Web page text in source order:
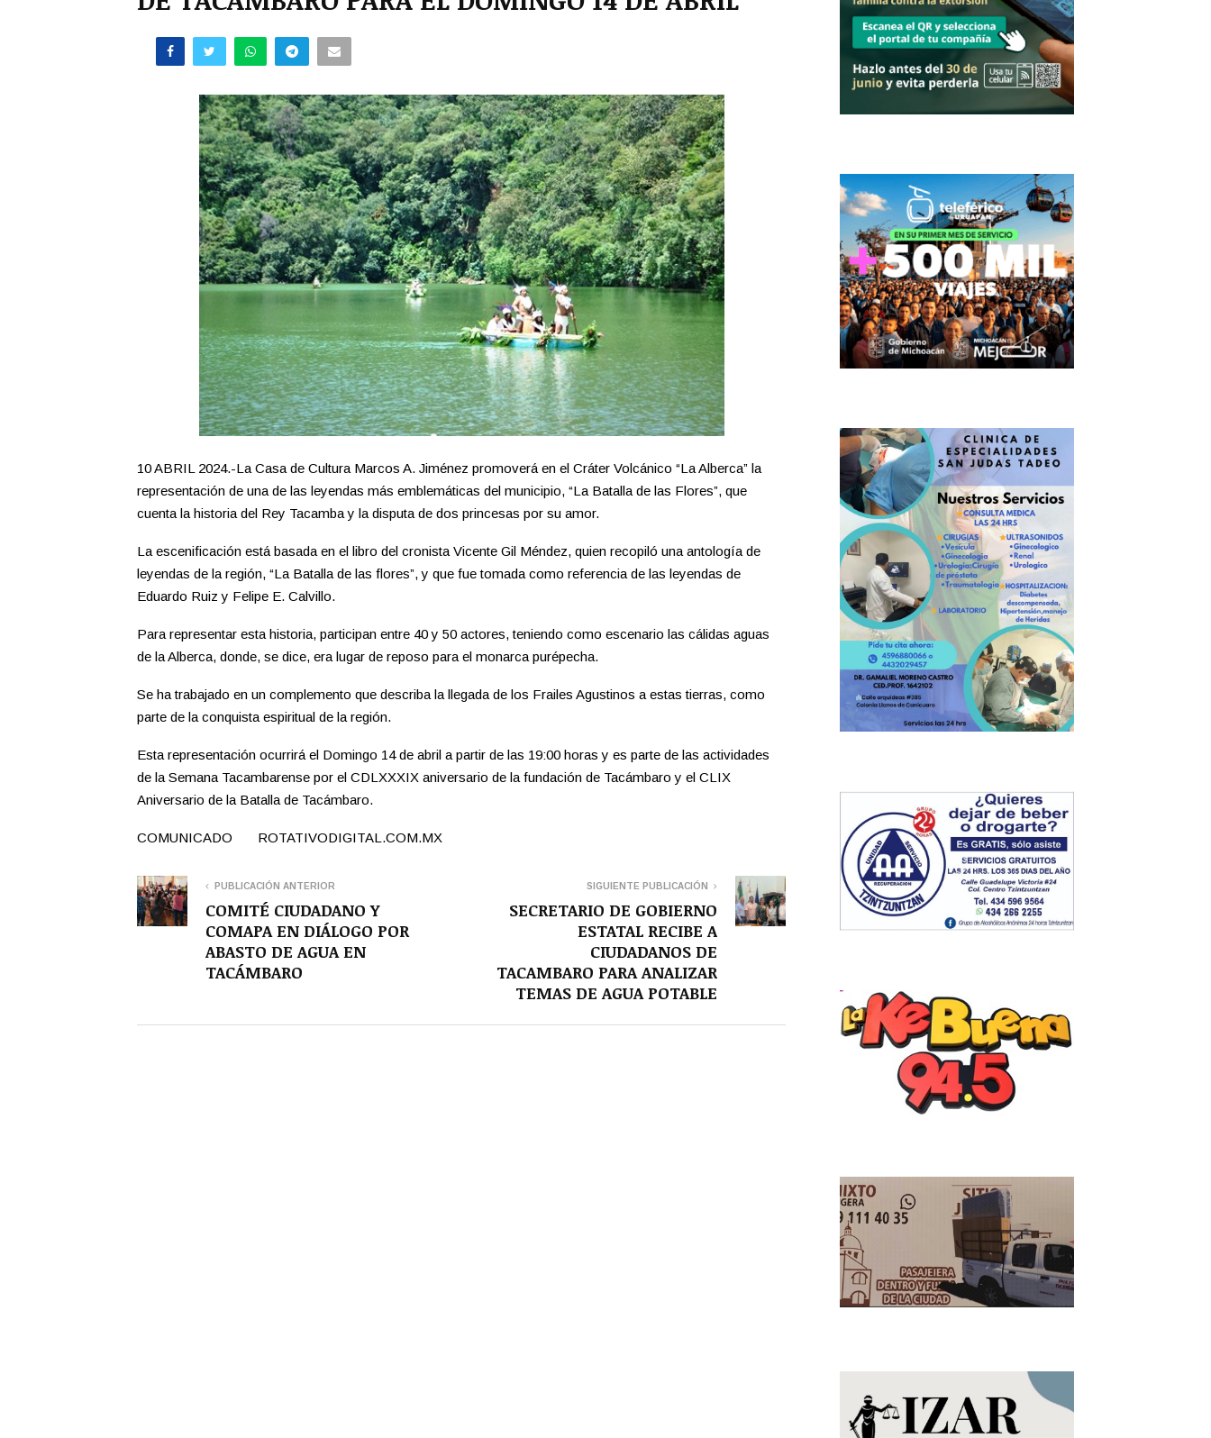
10 ABRIL 2024.-La Casa de Cultura Marcos A. Jiménez promoverá en el Cráter Volcánico “La Alberca” la
representación de una de las leyendas más emblemáticas del municipio, “La Batalla de las Flores”, que
cuenta la historia del Rey Tacamba y la disputa de dos princesas por su amor.
La escenificación está basada en el libro del cronista Vicente Gil Méndez, quien recopiló una antología de
leyendas de la región, “La Batalla de las flores”, y que fue tomada como referencia de las leyendas de
Eduardo Ruiz y Felipe E. Calvillo.
Para representar esta historia, participan entre 40 y 50 actores, teniendo como escenario las cálidas aguas
de la Alberca, donde, se dice, era lugar de reposo para el monarca purépecha.
Se ha trabajado en un complemento que describa la llegada de los Frailes Agustinos a estas tierras, como
parte de la conquista espiritual de la región.
Esta representación ocurrirá el Domingo 14 de abril a partir de las 19:00 horas y es parte de las actividades
de la Semana Tacambarense por el CDLXXXIX aniversario de la fundación de Tacámbaro y el CLIX
Aniversario de la Batalla de Tacámbaro.
COMUNICADO ROTATIVODIGITAL.COM.MX
PUBLICACIÓN ANTERIOR
COMITÉ CIUDADANO Y
COMAPA EN DIÁLOGO POR
ABASTO DE AGUA EN
TACÁMBARO
SIGUIENTE PUBLICACIÓN
SECRETARIO DE GOBIERNO
ESTATAL RECIBE A
CIUDADANOS DE
TACAMBARO PARA ANALIZAR
TEMAS DE AGUA POTABLE